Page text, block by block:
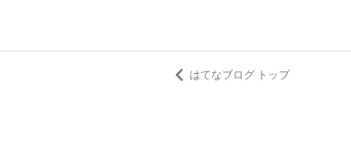
はてなブログ トップ